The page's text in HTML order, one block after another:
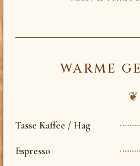
WARME
❦
Tasse Kaffee / Hag
Espresso